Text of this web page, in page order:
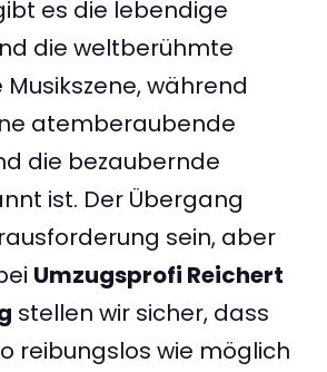
es die lebendige
die weltberühmte
während
atemberaubende
die bezaubernde
ist. Der Übergang
sein, aber
Umzugsprofi Reichert
stellen wir sicher, dass
reibungslos wie möglich